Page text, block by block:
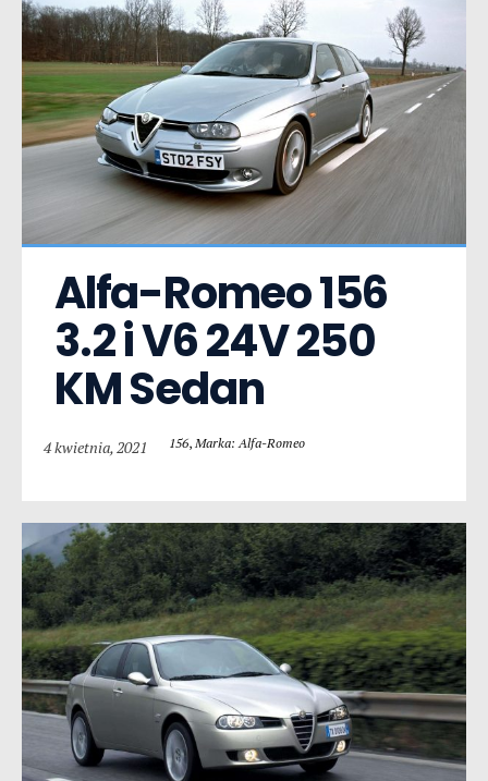
Alfa-Romeo 156
3.2 i V6 24V 250
KM Sedan
4 kwietnia, 2021 156, Marka: Alfa-Romeo